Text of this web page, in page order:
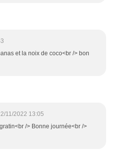
et la noix de coco<br /> bon
11/2022 13:05
/> Bonne journée<br />